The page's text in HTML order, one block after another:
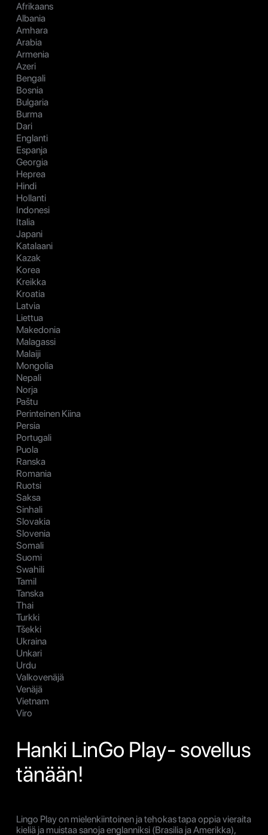
Afrikaans
Albania
Amhara
Arabia
Armenia
Azeri
Bengali
Bosnia
Bulgaria
Burma
Dari
Englanti
Espanja
Georgia
Heprea
Hindi
Hollanti
Indonesi
Italia
Japani
Katalaani
Kazak
Korea
Kreikka
Kroatia
Latvia
Liettua
Makedonia
Malagassi
Malaiji
Mongolia
Nepali
Norja
Paštu
Perinteinen Kiina
Persia
Portugali
Puola
Ranska
Romania
Ruotsi
Saksa
Sinhali
Slovakia
Slovenia
Somali
Suomi
Swahili
Tamil
Tanska
Thai
Turkki
Tšekki
Ukraina
Unkari
Urdu
Valkovenäjä
Venäjä
Vietnam
Viro
Hanki LinGo Play- sovellus
tänään!
Lingo Play on mielenkiintoinen ja tehokas tapa oppia vieraita
kieliä ja muistaa sanoja englanniksi (Brasilia ja Amerikka),